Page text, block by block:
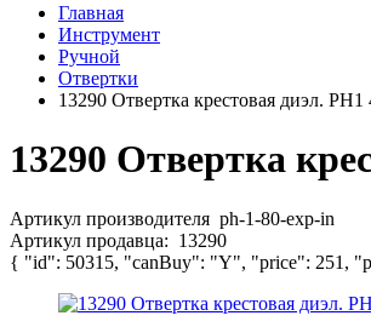
Главная
Инструмент
Ручной
Отвертки
13290 Отвертка крестовая диэл.
13290 Отвертка
Артикул производителя ph-1-80-exp-in
Артикул продавца: 13290
{ "id": 50315, "canBuy": "Y", "price": 251,